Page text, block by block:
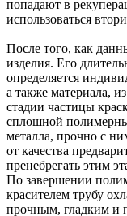
попадают в
использоваться
После того, как
изделия. Его
определяется
а также материала,
стадии частицы
сплошной
металла, прочно с
от качества
пренебрегать этим
По завершении
красителем трубу
прочным, гладким и